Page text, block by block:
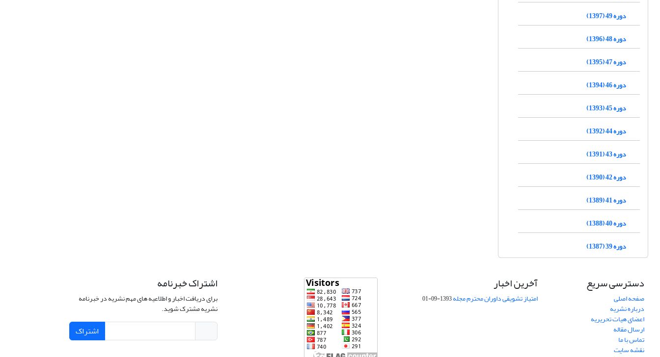
دوره 49 (1397)
دوره 48 (1396)
دوره 47 (1395)
دوره 46 (1394)
دوره 45 (1393)
دوره 44 (1392)
دوره 43 (1391)
دوره 42 (1390)
دوره 41 (1389)
دوره 40 (1388)
دوره 39 (1387)
دسترسی سریع
صفحه اصلی
درباره نشریه
اعضای هیات تحریریه
ارسال مقاله
تماس با ما
نقشه سایت
آخرین اخبار
امتیاز تشویقی داوران محترم مجله1393-09-01
اشتراک خبرنامه
برای دریافت اخبار و اطلاعیه های مهم نشریه در خبرنامه
نشریه مشترک شوید.
اشتراک